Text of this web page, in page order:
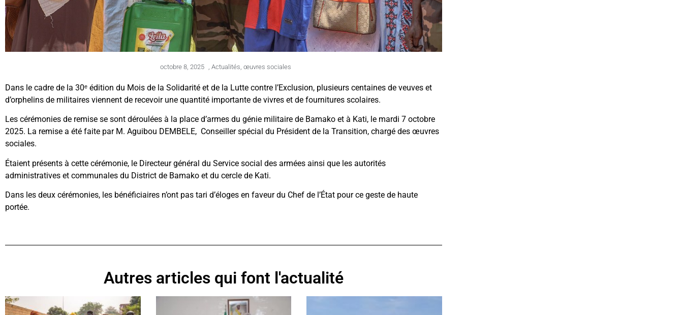
octobre 8, 2025 Actualités œuvres sociales
Dans le cadre de la 30ᵉ édition du Mois de la Solidarité et de la Lutte contre l’Exclusion, plusieurs centaines de veuves et
d’orphelins de militaires viennent de recevoir une quantité importante de vivres et de fournitures scolaires.
Les cérémonies de remise se sont déroulées à la place d’armes du génie militaire de Bamako et à Kati, le mardi 7 octobre
2025. La remise a été faite par M. Aguibou DEMBELE, Conseiller spécial du Président de la Transition, chargé des œuvres
sociales.
Étaient présents à cette cérémonie, le Directeur général du Service social des armées ainsi que les autorités
administratives et communales du District de Bamako et du cercle de Kati.
Dans les deux cérémonies, les bénéficiaires n’ont pas tari d’éloges en faveur du Chef de l’État pour ce geste de haute
portée.
Autres articles qui font l'actualité